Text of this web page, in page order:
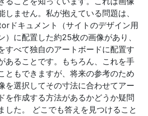
しません。私が抱えている問題は、
ドキュメント（サイトのデザイン用
）に配置した約25枚の画像があり、
すべて独自のアートボードに配置す
あることです。もちろん、これを手
ともできますが、将来の参考のため
を選択してその寸法に合わせてアー
を作成する方法があるかどうか疑問
した。 どこでも答えを見つけること